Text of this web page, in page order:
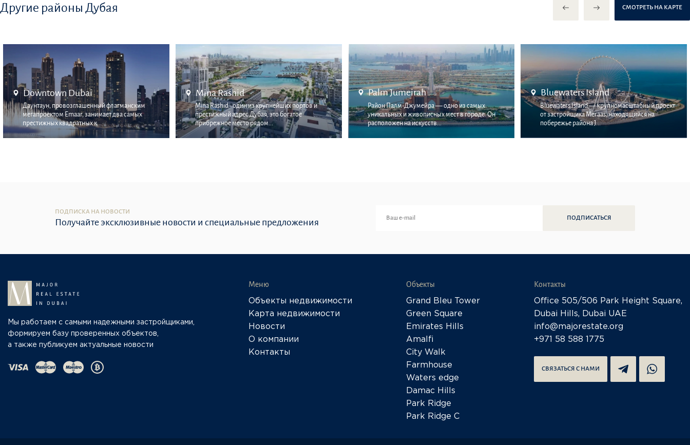
Другие районы Дубая СМОТРЕТЬ НА КАРТЕ
Downtown Dubai
Даунтаун, провозглашенный флагманским
мегапроектом Emaar, занимает два самых
престижных квадратных к...
Mina Rashid
Mina Rashid - один из крупнейших портов и
престижный адрес Дубая, это богатое
прибрежное место рядом...
Palm Jumeirah
Район Палм-Джумейра — одно из самых
уникальных и живописных мест в городе. Он
расположен на искусств...
Bluewaters Island
Bluewaters Island — крупномасштабный проект
от застройщика Meraas, находящийся на
побережье района J...
ПОДПИСКА НА НОВОСТИ
Получайте эксклюзивные новости и специальные предложения ПОДПИСАТЬСЯ
Мы работаем с самыми надежными застройщиками,
формируем базу проверенных объектов,
а также публикуем актуальные новости
Меню
Объекты недвижимости
Карта недвижимости
Новости
О компании
Контакты
Объекты
Grand Bleu Tower
Green Square
Emirates Hills
Amalfi
City Walk
Farmhouse
Waters edge
Damac Hills
Park Ridge
Park Ridge C
Контакты
Office 505/506 Park Height Square,
Dubai Hills, Dubai UAE
info@majorestate.org
+971 58 588 1775
СВЯЗАТЬСЯ С НАМИ